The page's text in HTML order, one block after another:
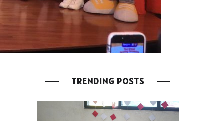
TRENDING POSTS